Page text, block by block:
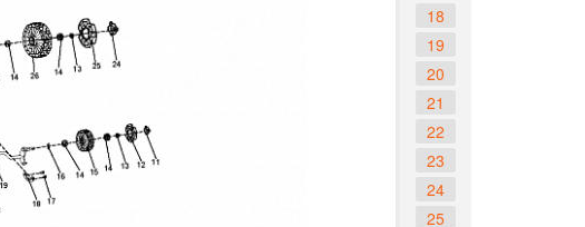
18
19
20
21
22
23
24
25